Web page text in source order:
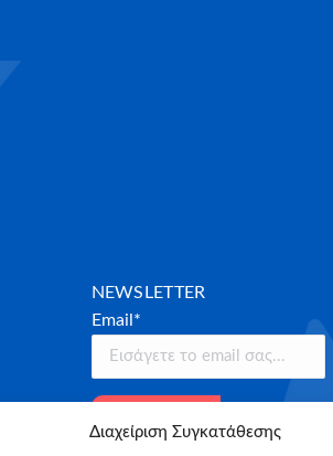
Διαχείριση Συγκατάθεσης
NEWSLETTER
Email*